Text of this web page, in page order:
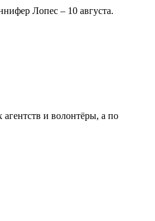
Лопес – 10 августа.
и волонтёры, а по